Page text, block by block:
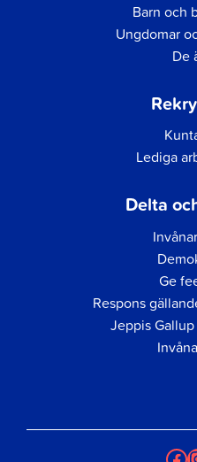
Barn och
Ungdomar
De
Lediga
Delta
Ge
Respons
Jeppis